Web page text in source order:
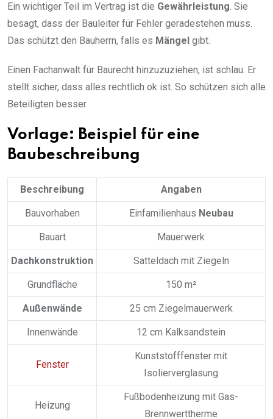
Ein wichtiger Teil im Vertrag ist die Gewährleistung. Sie
besagt, dass der Bauleiter für Fehler geradestehen muss.
Das schützt den Bauherrn, falls es Mängel gibt.
Einen Fachanwalt für Baurecht hinzuzuziehen, ist schlau. Er
stellt sicher, dass alles rechtlich ok ist. So schützen sich alle
Beteiligten besser.
Vorlage: Beispiel für eine
Baubeschreibung
Beschreibung Angaben
Bauvorhaben Einfamilienhaus Neubau
Bauart Mauerwerk
Dachkonstruktion Satteldach mit Ziegeln
Grundfläche 150 m²
Außenwände 25 cm Ziegelmauerwerk
Innenwände 12 cm Kalksandstein
Fenster
Kunststofffenster mit
Isolierverglasung
Heizung
Fußbodenheizung mit Gas-
Brennwerttherme